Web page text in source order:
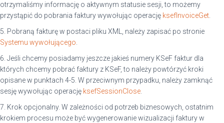
otrzymaliśmy informację o aktywnym statusie sesji, to możemy
przystąpić do pobrania faktury wywołując operację ksefInvoiceGet
5. Pobraną fakturę w postaci pliku XML, należy zapisać po stronie
Systemu wywołującego
6. Jeśli chcemy posiadamy jeszcze jakieś numery KSeF faktur dla
których chcemy pobrać faktury z KSeF, to należy powtórzyć kroki
opisane w punktach 4-5. W przeciwnym przypadku, należy zamknąć
sesję wywołując operację ksefSessionClose
7. Krok opcjonalny. W zależności od potrzeb biznesowych, ostatnim
krokiem procesu może być wygenerowanie wizualizacji faktury w